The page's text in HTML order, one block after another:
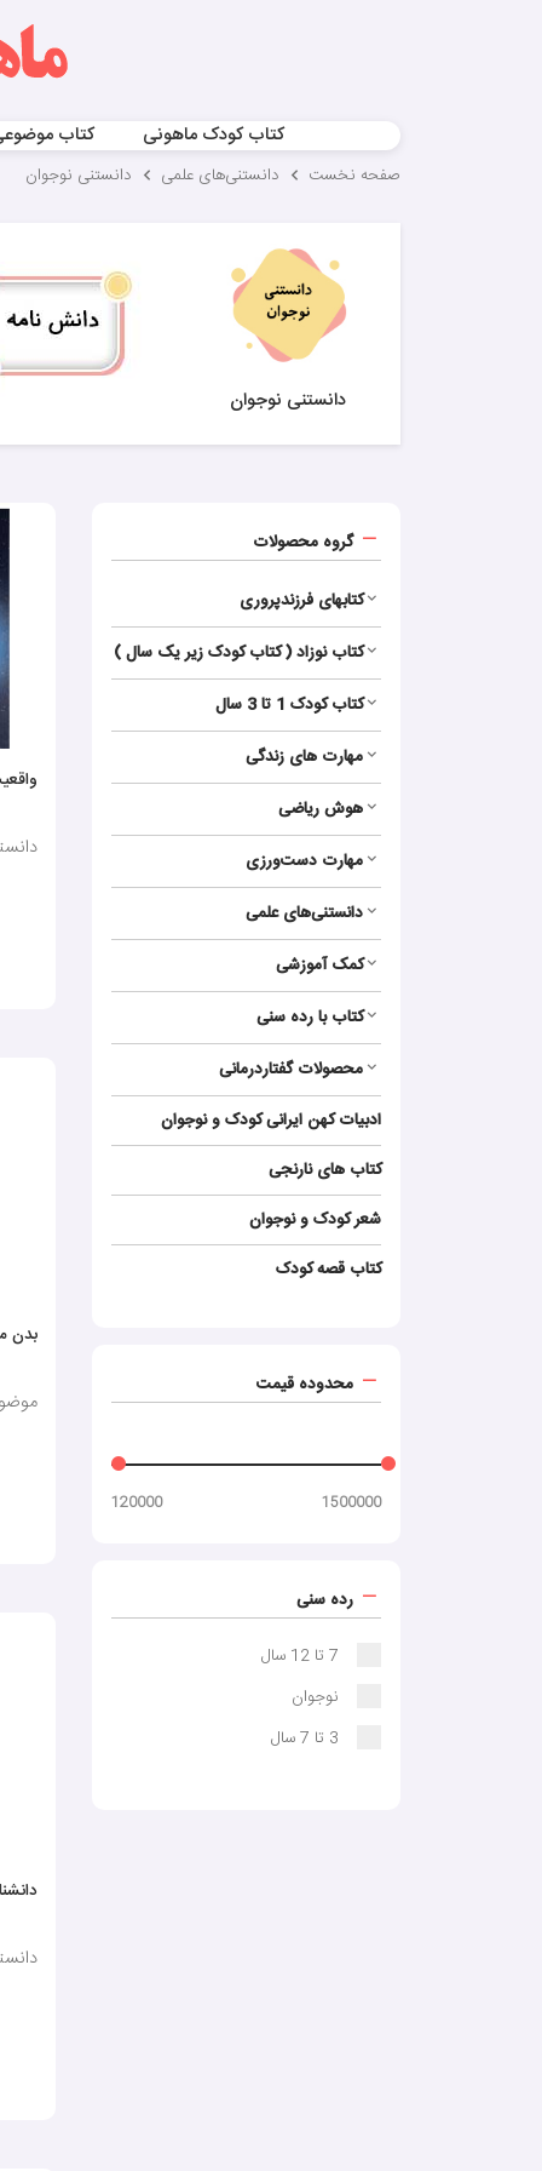
کتاب کودک ماهونی کتاب
صفحه نخست دانستنی‌های علمی دانستنی نوجوان
دانستنی نوجوان
گروه محصولات
کتابهای فرزندپروری
کتاب نوزاد ( کتاب کودک زیر یک سال )
کتاب کودک 1 تا 3 سال
مهارت های زندگی
هوش ریاضی
مهارت‌ دست‌ورزی
دانستنی‌های علمی
کمک آموزشی
کتاب با رده سنی
محصولات گفتاردرمانی
ادبیات کهن ایرانی کودک و نوجوان
کتاب‌ های نارنجی
شعر کودک و نوجوان
کتاب قصه کودک
محدوده قیمت
1500000
120000
رده سنی
7 تا 12 سال
نوجوان
3 تا 7 سال
بدن